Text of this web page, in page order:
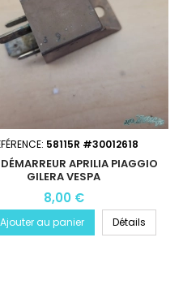
58115R #30012618
DÉMARREUR APRILIA PIAGGIO
GILERA VESPA
8,00 €
Ajouter au panier Détails